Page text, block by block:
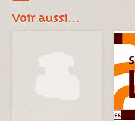
Voir aussi…